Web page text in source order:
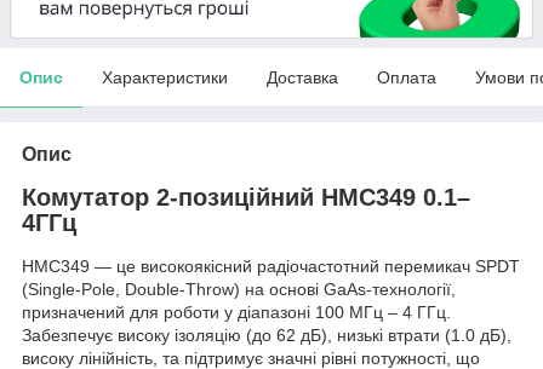
Опис Характеристики Доставка Оплата Умови
Опис
Комутатор 2-позиційний HMC349 0.1–
4ГГц
HMC349 — це високоякісний радіочастотний перемикач SPDT
(Single-Pole, Double-Throw) на основі GaAs-технології,
призначений для роботи у діапазоні 100 МГц – 4 ГГц.
Забезпечує високу ізоляцію (до 62 дБ), низькі втрати (1.0 дБ),
високу лінійність, та підтримує значні рівні потужності, що